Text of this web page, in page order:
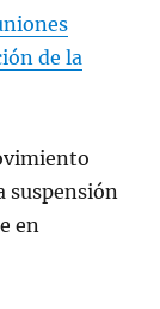
de la
suspensión
en